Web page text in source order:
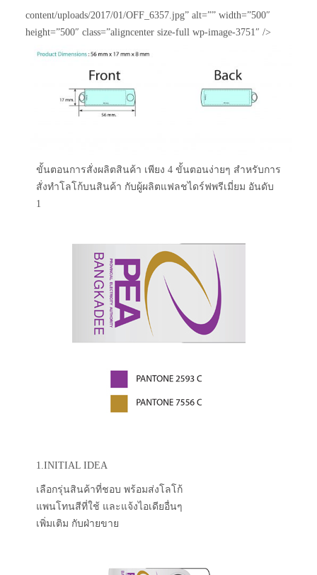
content/uploads/2017/01/OFF_6357.jpg” alt=”” width=”500″
height=”500″ class=”aligncenter size-full wp-image-3751″ />
ขั้นตอนการสั่งผลิตสินค้า เพียง 4 ขั้นตอนง่ายๆ สำหรับการ
สั่งทำโลโก้บนสินค้า กับผู้ผลิตแฟลชไดร์ฟพรีเมี่ยม อันดับ
1
1.INITIAL IDEA
เลือกรุ่นสินค้าที่ชอบ พร้อมส่งโลโก้
แพนโทนสีที่ใช้ และแจ้งไอเดียอื่นๆ
เพิ่มเติม กับฝ่ายขาย